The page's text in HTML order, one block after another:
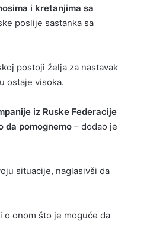
i kretanjima sa
poslije sastanka sa
postoji želja za nastavak
ostaje visoka.
iz Ruske Federacije
da pomognemo – dodao je
situacije, naglasivši da
o onom što je moguće da